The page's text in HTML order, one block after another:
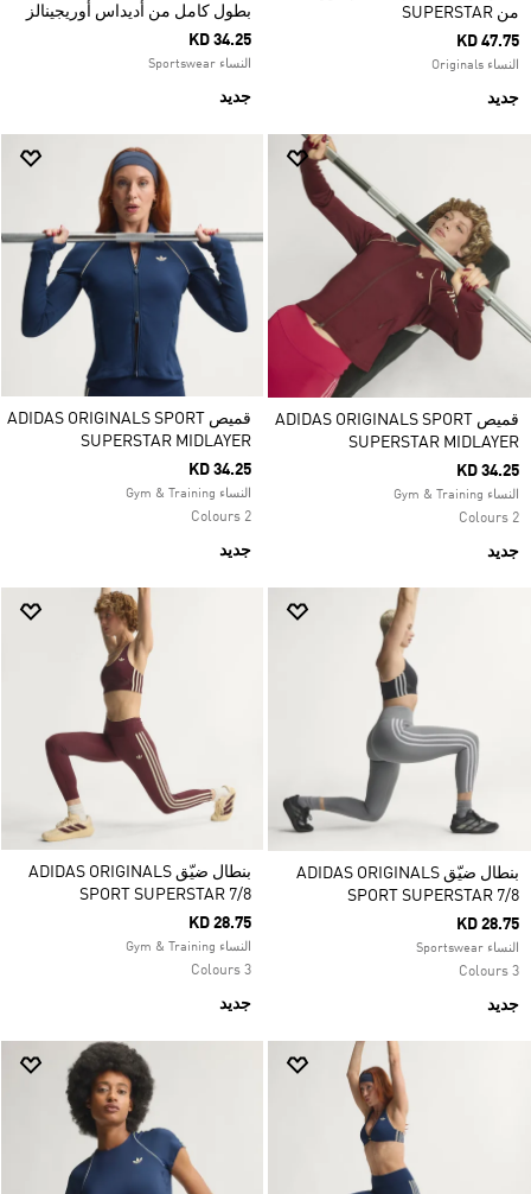
من SUPERSTAR
KD 47.75
النساء Originals
جديد
بطول كامل من أديداس أوريجينالز
KD 34.25
النساء Sportswear
جديد
قميص ADIDAS ORIGINALS SPORT
SUPERSTAR MIDLAYER
KD 34.25
النساء Gym & Training
2 Colours
جديد
قميص ADIDAS ORIGINALS SPORT
SUPERSTAR MIDLAYER
KD 34.25
النساء Gym & Training
2 Colours
جديد
بنطال ضيّق ADIDAS ORIGINALS
SPORT SUPERSTAR 7/8
KD 28.75
النساء Sportswear
3 Colours
جديد
بنطال ضيّق ADIDAS ORIGINALS
SPORT SUPERSTAR 7/8
KD 28.75
النساء Gym & Training
3 Colours
جديد